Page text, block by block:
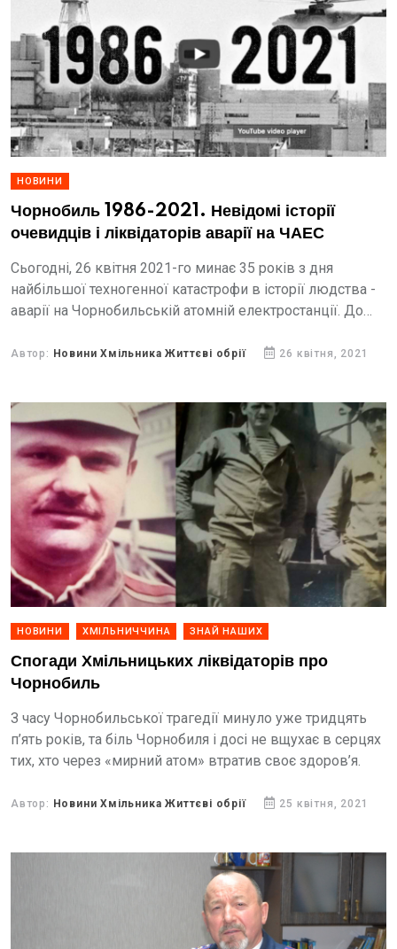
НОВИНИ
Чорнобиль 1986-2021. Невідомі історії
очевидців і ліквідаторів аварії на ЧАЕС
Сьогодні, 26 квітня 2021-го минає 35 років з дня
найбільшої техногенної катастрофи в історії людства -
аварії на Чорнобильській атомній електростанції. До
документальний фільм, заснований...
Автор: Новини Хмільника Життєві обрії 26 квітня, 2021
НОВИНИ ХМІЛЬНИЧЧИНА ЗНАЙ НАШИХ
Спогади Хмільницьких ліквідаторів про
Чорнобиль
З часу Чорнобильської трагедії минуло уже тридцять
п’ять років, та біль Чорнобиля і досі не вщухає в серцях
тих, хто через «мирний атом» втратив своє здоров’я.
Автор: Новини Хмільника Життєві обрії 25 квітня, 2021